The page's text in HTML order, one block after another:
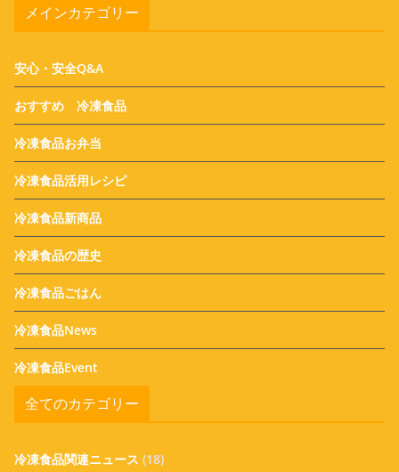
メインカテゴリー
安心・安全Q&A
おすすめ 冷凍食品
冷凍食品お弁当
冷凍食品活用レシピ
冷凍食品新商品
冷凍食品の歴史
冷凍食品ごはん
冷凍食品News
冷凍食品Event
全てのカテゴリー
冷凍食品関連ニュース (18)